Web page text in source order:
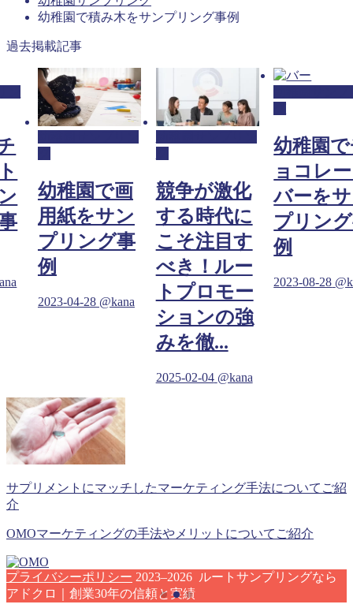
幼稚園で積み木をサンプリング事例
過去掲載記事
幼稚園で画
用紙をサン
プリング事
例
2023-04-28 @kana
競争が激化
する時代に
こそ注目す
べき！ルー
トプロモー
ションの強
みを徹...
2025-02-04 @kana
幼稚園
ョコレ
バーを
プリン
例
2023-08-28
サプリメントにマッチしたマーケティング手法についてご紹
介
OMOマーケティングの手法やメリットについてご紹介
プライバシーポリシー 2023–2026 ルートサンプリングなら
アドクロ｜創業30年の信頼と実績